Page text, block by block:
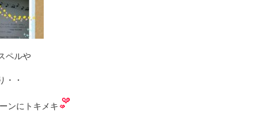
ペルや
・・
ンにトキメキ